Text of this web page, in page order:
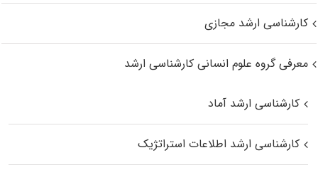
کارشناسی ارشد مجازی
معرفی گروه علوم انسانی کارشناسی ارشد
کارشناسی ارشد آماد
کارشناسی ارشد اطلاعات استراتژیک